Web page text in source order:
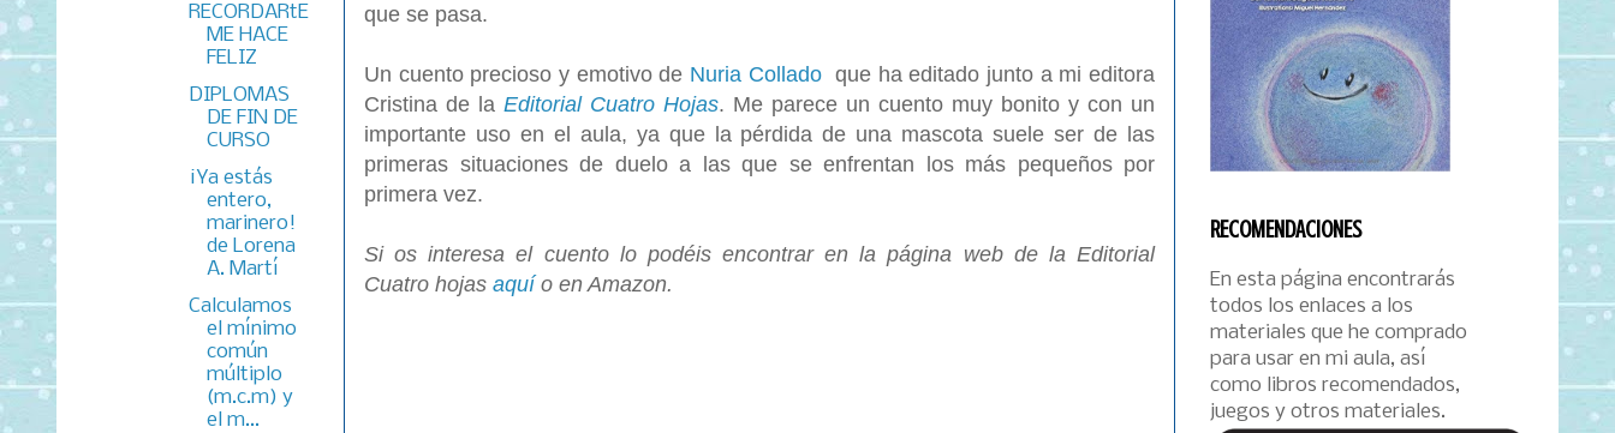
que se pasa.
Un cuento precioso y emotivo de Nuria Colladoque ha editado junto a mi editora
Cristina de la Editorial Cuatro Hojas. Me parece un cuento muy bonito y con un
importante uso en el aula, ya que la pérdida de una mascota suele ser de las
primeras situaciones de duelo a las que se enfrentan los más pequeños por
primera vez.
Si os interesa el cuento lo podéis encontrar en la página web de la Editorial
Cuatro hojas aquío en Amazon.
RECORDARtE
ME HACE
FELIZ
DIPLOMAS
DE FIN DE
CURSO
¡Ya estás
entero,
marinero!
de Lorena
A. Martí
Calculamos
el mínimo
común
múltiplo
(m.c.m) y
el m...
RECOMENDACIONES
En esta página encontrarás
todos los enlaces a los
materiales que he comprado
para usar en mi aula, así
como libros recomendados,
juegos y otros materiales.